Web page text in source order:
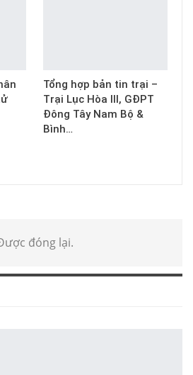
Tổng hợp bản tin trại –
Trại Lục Hòa III, GĐPT
Đông Tây Nam Bộ &
Bình…
đóng lại.